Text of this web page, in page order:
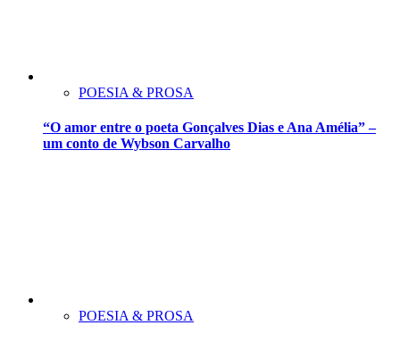
POESIA & PROSA
“O amor entre o poeta Gonçalves Dias e Ana Amélia” –
um conto de Wybson Carvalho
POESIA & PROSA